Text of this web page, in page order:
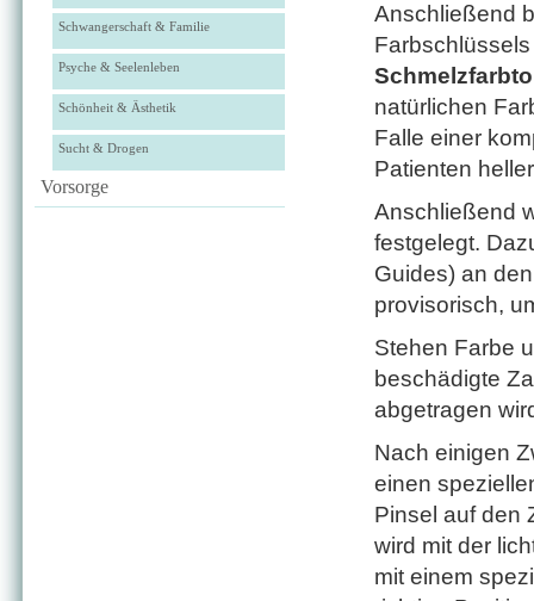
Schwangerschaft & Familie
Psyche & Seelenleben
Schönheit & Ästhetik
Sucht & Drogen
Vorsorge
Anschließend
natürlichen
Falle einer
Patienten
Anschließend
festgelegt.
Guides) an
provisorisch,
Stehen Farbe
beschädigte
abgetragen
Nach einigen
einen
Pinsel auf den
wird mit der
mit einem